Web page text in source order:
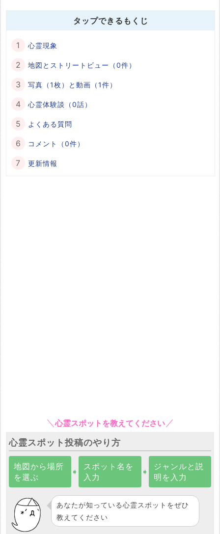
タップできるもくじ
心霊現象
地図とストリートビュー（0件）
写真（1枚）と動画（1件）
心霊体験談（0話）
よくある質問
コメント（0件）
更新情報
心霊スポットを教えてください
心霊スポット投稿のやり方
地図から場所
を選ぶ
➧
スポット名を
入力
➧
ジャンルと説
明を入力
あなたが知っている心霊スポットをぜひ
教えてください